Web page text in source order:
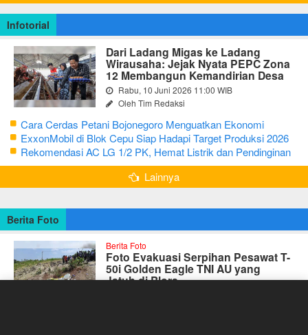
Infotorial
Dari Ladang Migas ke Ladang
Wirausaha: Jejak Nyata PEPC Zona
12 Membangun Kemandirian Desa
Rabu, 10 Juni 2026 11:00 WIB
Oleh Tim Redaksi
Cara Cerdas Petani Bojonegoro Menguatkan Ekonomi
Keluarga
ExxonMobil di Blok Cepu Siap Hadapi Target Produksi 2026
Rekomendasi AC LG 1/2 PK, Hemat Listrik dan Pendinginan
Maksimal
Lainnya
Berita Foto
Berita Foto
Foto Evakuasi Serpihan Pesawat T-
50i Golden Eagle TNI AU yang
Jatuh di Blora